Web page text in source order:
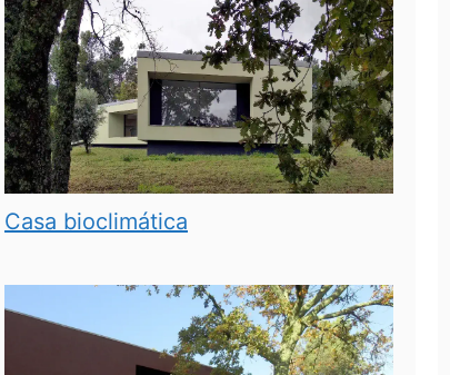
Casa bioclimática